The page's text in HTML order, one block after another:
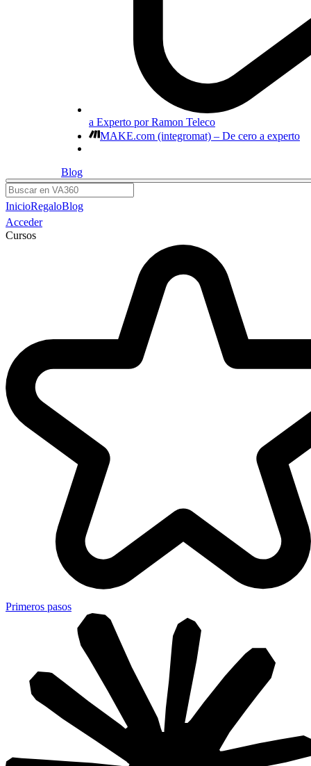
a Experto por Ramon Teleco
MAKE.com (integromat) – De cero a experto
Blog
Buscar
InicioRegaloBlog
Acceder
Cursos
Primeros pasos